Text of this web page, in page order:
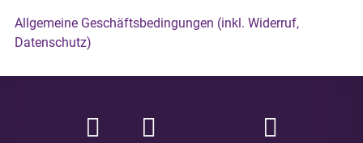
Allgemeine Geschäftsbedingungen (inkl. Widerruf,
Datenschutz)